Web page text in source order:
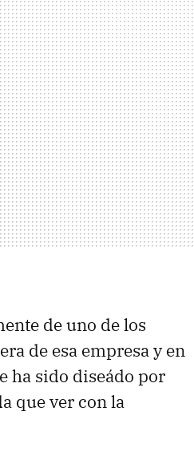
de uno de los
de esa empresa y en
ha sido diseádo por
que ver con la